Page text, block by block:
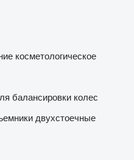
косметологическое
балансировки колес
двухстоечные